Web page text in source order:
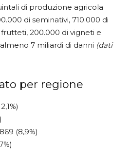
di produzione agricola
di seminativi, 710.000 di
200.000 di vigneti e
7 miliardi di danni (dati
per regione
(8,9%)